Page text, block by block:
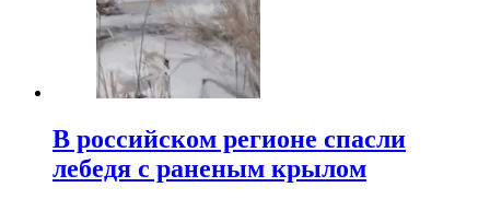
В российском регионе спасли
лебедя с раненым крылом